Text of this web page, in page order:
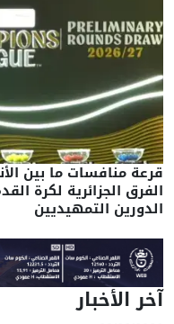
الفرق الجزائرية لكرة
الدورين التمهيديين
آخر الأخبار